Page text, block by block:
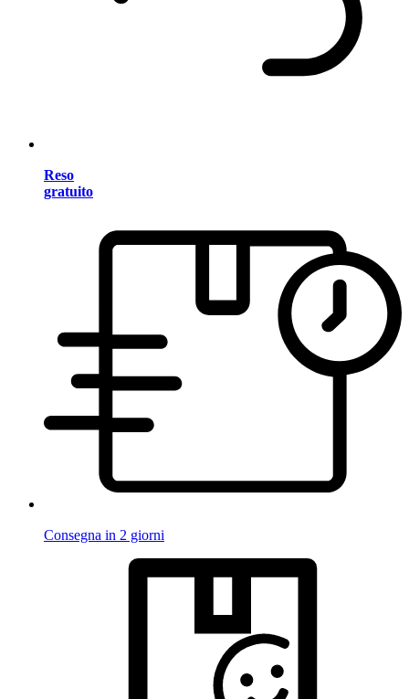
Reso
gratuito
Consegna in 2 giorni